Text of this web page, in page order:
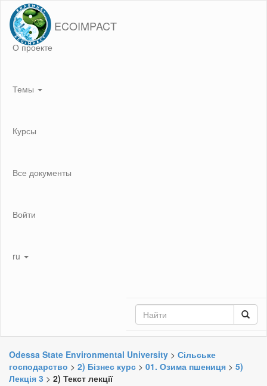
ECOIMPACT
О проекте
Темы
Курсы
Все документы
Войти
ru
Odessa State Environmental University > Сільське
господарство > 2) Бізнес курс > 01. Озима пшениця > 5)
Лекція 3 > 2) Текст лекції